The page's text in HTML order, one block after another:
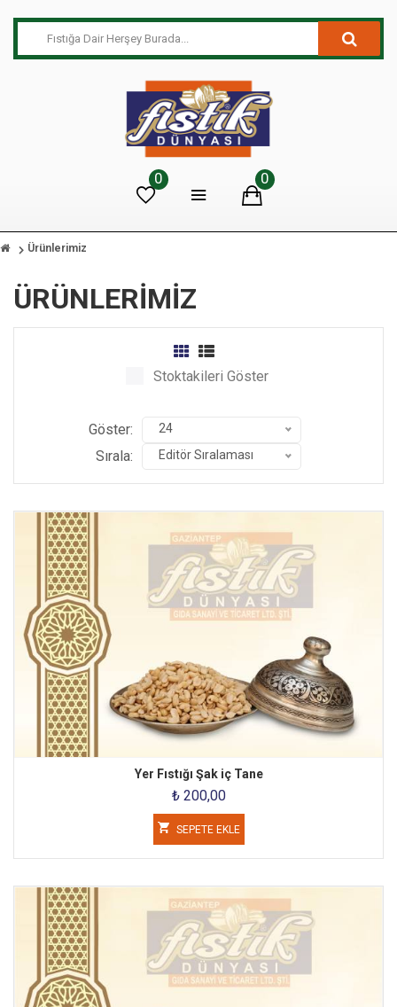
0 0
Ürünlerimiz
ÜRÜNLERIMIZ
Stoktakileri Göster
Göster: 24
Sırala: Editör Sıralaması
Yer Fıstığı Şak iç Tane
₺ 200,00
SEPETE EKLE